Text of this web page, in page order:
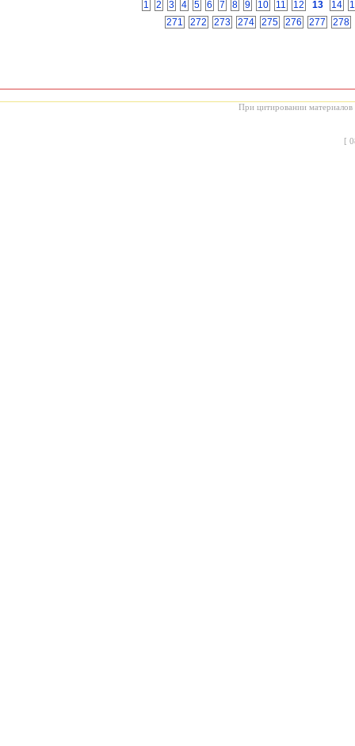
1
2 3 4 5 6 7 8 9 10 11 12 13 14
271
272 273 274 275 276 277 278
При цитировании материалов
[